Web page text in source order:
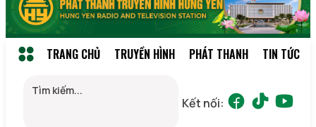
TRANG CHỦ TRUYỀN HÌNH PHÁT THANH TIN TỨC
Kết nối: